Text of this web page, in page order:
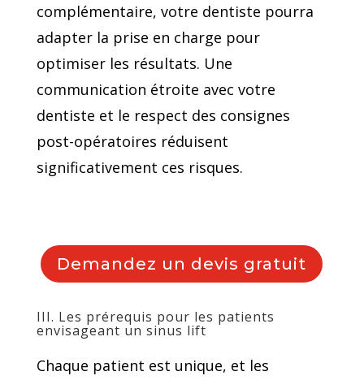
complémentaire, votre dentiste pourra
adapter la prise en charge pour
optimiser les résultats. Une
communication étroite avec votre
dentiste et le respect des consignes
post-opératoires réduisent
significativement ces risques.
Demandez un devis gratuit
III. Les prérequis pour les patients
envisageant un sinus lift
Chaque patient est unique, et les